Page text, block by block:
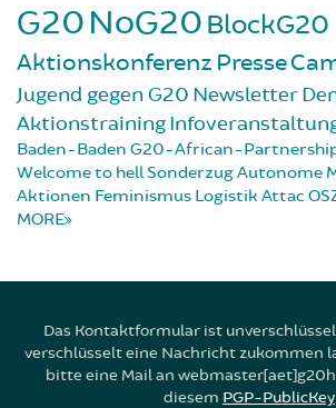
G20NoG20 BlockG20
Aktionskonferenz Presse
Jugend gegen G20 Newsletter
Aktionstraining
Baden-Baden G20-African-
Welcome to hellSonderzugAutonome
Aktionen Feminismus Logistik Attac
MORE
Das Kontaktformular ist
verschlüsselt eine Nachricht zukommen
bitte eine Mail an
diesem PGP-PublicKey